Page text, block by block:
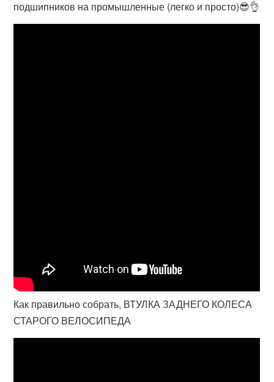
подшипников на промышленные (легко и просто)😎👌
Как правильно собрать, ВТУЛКА ЗАДНЕГО КОЛЕСА
СТАРОГО ВЕЛОСИПЕДА